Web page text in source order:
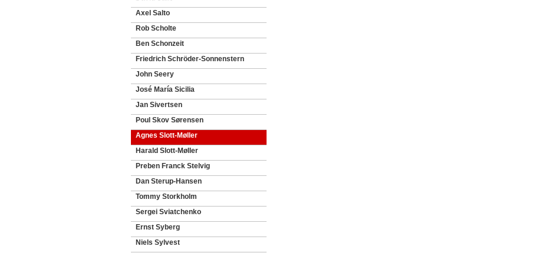
Axel Salto
Rob Scholte
Ben Schonzeit
Friedrich Schröder-Sonnenstern
John Seery
José María Sicilia
Jan Sivertsen
Poul Skov Sørensen
Agnes Slott-Møller
Harald Slott-Møller
Preben Franck Stelvig
Dan Sterup-Hansen
Tommy Storkholm
Sergei Sviatchenko
Ernst Syberg
Niels Sylvest